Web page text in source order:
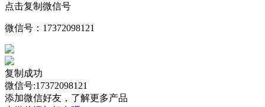
点击复制微信号
微信号： 17372098121
复制成功
微信号:17372098121
添加微信好友，了解更多产品